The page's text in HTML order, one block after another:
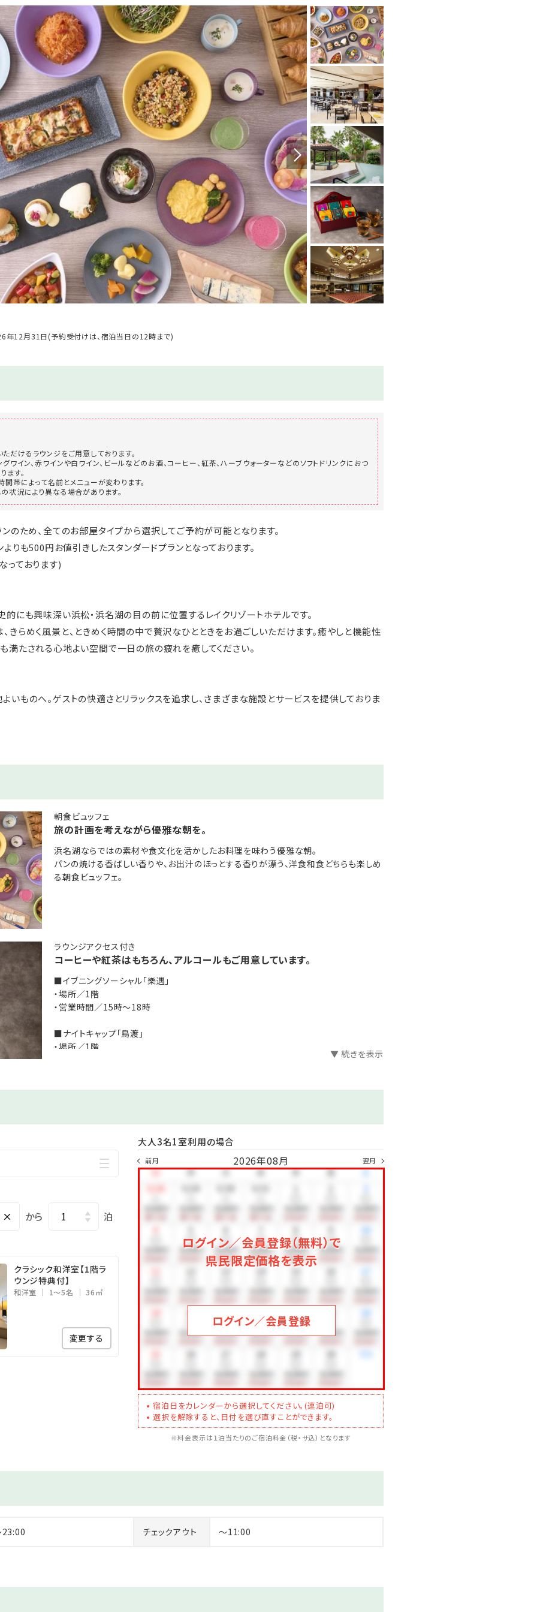
年12月31日(予約受付けは、宿泊当日の12時まで)
だけるラウンジをご用意しております。
ワイン、赤ワインや白ワイン、ビールなどのお酒、コーヒー、紅茶、ハーブウォーターなどのソフトドリンクにおつ
ます。
帯によって名前とメニューが変わります。
状況により異なる場合があります。
のため、全てのお部屋タイプから選択してご予約が可能となります。
りも500円お値引きしたスタンダードプランとなっております。
っております)
的にも興味深い浜松・浜名湖の目の前に位置するレイクリゾートホテルです。
きらめく風景と、ときめく時間の中で贅沢なひとときをお過ごしいただけます。癒やしと機能性
満たされる心地よい空間で一日の旅の疲れを癒してください。
いものへ。ゲストの快適さとリラックスを追求し、さまざまな施設とサービスを提供しておりま
自家源泉の露天温泉風呂。
にて約7分。
、所要約20分。
ゾート＆スパ」のおすすめポイントを記事でご紹介中♪
朝食ビュッフェ
旅の計画を考えながら優雅な朝を。
浜名湖ならではの素材や食文化を活かしたお料理を味わう優雅な朝。
パンの焼ける香ばしい香りや、お出汁のほっとする香りが漂う、洋食和食どちらも楽しめ
る朝食ビュッフェ。
ラウンジアクセス付き
コーヒーや紅茶はもちろん、アルコールもご用意しています。
■イブニングソーシャル「樂遇」
・場所／1階
・営業時間／15時～18時
■ナイトキャップ「鳥渡」
・場所／1階
▼ 続きを表示
× から 泊
クラシック和洋室【1階ラ
ウンジ特典付】
和洋室 1～5名 36㎡
変更する
大人3名1室利用の場合
前月 2026年08月 翌月
ログイン／会員登録（無料）で
県民限定価格を表示
ログイン／会員登録
宿泊日をカレンダーから選択してください。(連泊可)
選択を解除すると、日付を選び直すことができます。
※料金表示は１泊当たりのご宿泊料金（税・サ込）となります
チェックアウト ～11:00